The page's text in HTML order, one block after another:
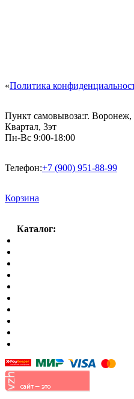
«Политика
Пункт самовывоза:г.
Квартал, 3эт
Пн-Вс 9:00-18:00
Телефон:+7 (900) 951-88-99
Корзина
Каталог: